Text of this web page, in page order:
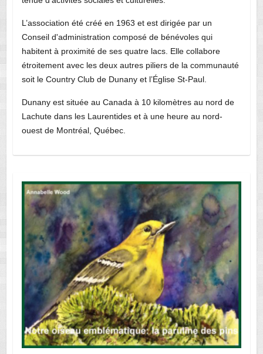
L’association été créé en 1963 et est dirigée par un
Conseil d'administration composé de bénévoles qui
habitent à proximité de ses quatre lacs. Elle collabore
étroitement avec les deux autres piliers de la communauté
soit le Country Club de Dunany et l’Église St-Paul.
Dunany est située au Canada à 10 kilomètres au nord de
Lachute dans les Laurentides et à une heure au nord-
ouest de Montréal, Québec.